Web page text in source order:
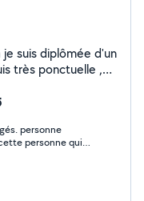
suis diplômée d'un
très ponctuelle ,
avec mention . la
à pleins
etaient très
personne
personne qui